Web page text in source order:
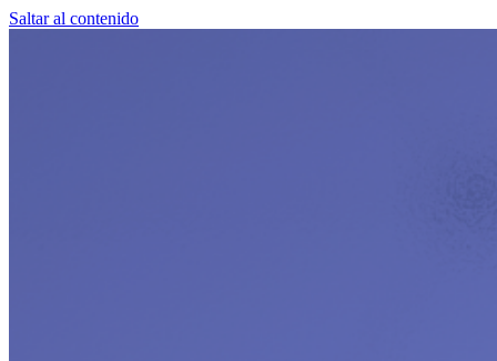
Saltar al contenido